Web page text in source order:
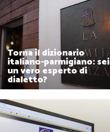
Torna il dizionario
italiano-parmigiano: sei
un vero esperto di
dialetto?